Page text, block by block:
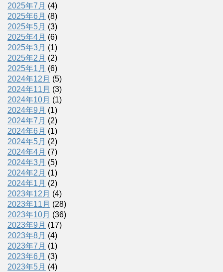
2025年7月 (4)
2025年6月 (8)
2025年5月 (3)
2025年4月 (6)
2025年3月 (1)
2025年2月 (2)
2025年1月 (6)
2024年12月 (5)
2024年11月 (3)
2024年10月 (1)
2024年9月 (1)
2024年7月 (2)
2024年6月 (1)
2024年5月 (2)
2024年4月 (7)
2024年3月 (5)
2024年2月 (1)
2024年1月 (2)
2023年12月 (4)
2023年11月 (28)
2023年10月 (36)
2023年9月 (17)
2023年8月 (4)
2023年7月 (1)
2023年6月 (3)
2023年5月 (4)